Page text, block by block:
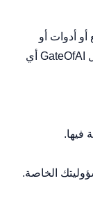
أدوات أو
خدمات خارجية تابعة لأطراف ثالثة. ولا تتحمل GateOfAI أي
فيها.
الخاصة.